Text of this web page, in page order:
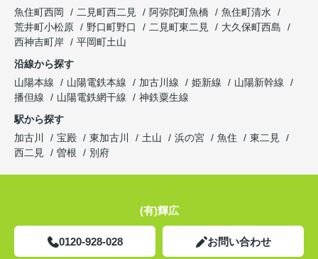
魚住町西岡
二見町西二見 阿弥陀町魚橋
魚住町清水
荒井町小松原
野口町野口 二見町東二見
大久保町西島
西神吉町岸
平岡町土山
沿線から探す
山陽本線
山陽電鉄本線 加古川線 姫新線
山陽新幹線
播但線
山陽電鉄網干線
神鉄粟生線
駅から探す
加古川
宝殿 東加古川 土山 浜の宮 魚住
東二見
西二見
曽根 別府
(有)輝広
0120-928-028 お問い合わせ